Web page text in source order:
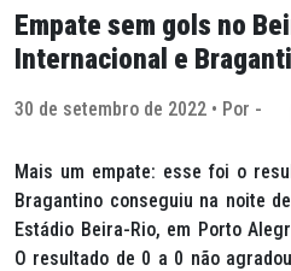
Empate sem gols no
Internacional e
30 de setembro de 2022 • Por -
Mais um empate: esse foi o
Bragantino conseguiu na noite
Estádio Beira-Rio, em Porto
O resultado de 0 a 0 não